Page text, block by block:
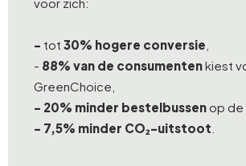
- tot 30% hogere conversie
- 88% van de consumentenkiest
GreenChoice,
- 20% minder bestelbussenop de
- 7,5% minder CO₂-uitstoot